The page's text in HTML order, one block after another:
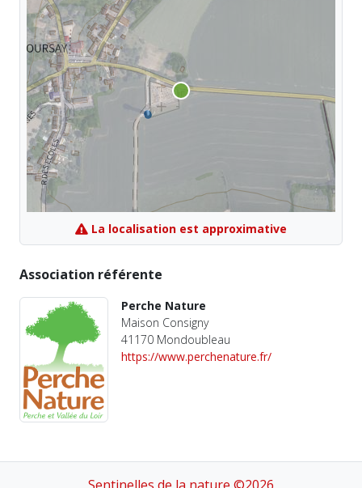
La localisation est approximative
Association référente
Perche Nature
Maison Consigny
41170 Mondoubleau
https://www.perchenature.fr/